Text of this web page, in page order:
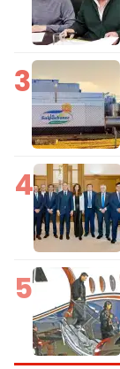
3
4
5